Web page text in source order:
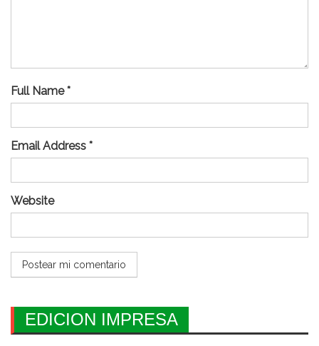
Full Name *
Email Address *
Website
EDICION IMPRESA